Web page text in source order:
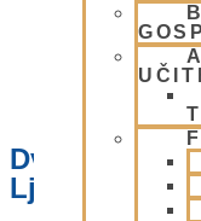
NEDELJSKO
Dvorana –
Ljubljani